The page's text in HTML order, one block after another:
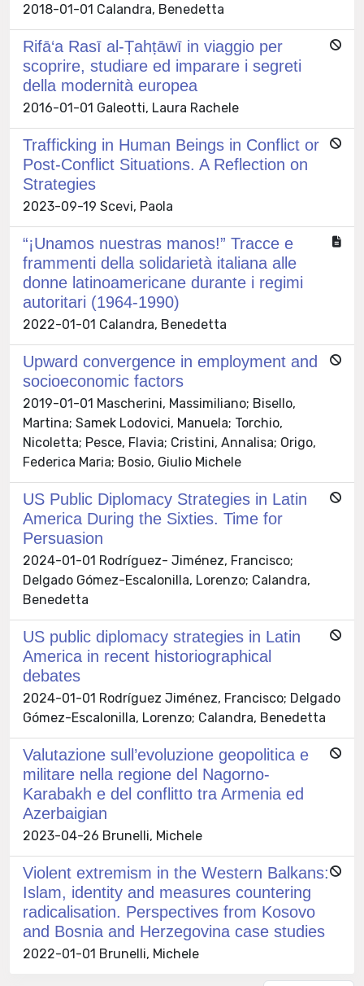
2018-01-01 Calandra, Benedetta
Rifā‘a Rasī al-Ṭahṭāwī in viaggio per
scoprire, studiare ed imparare i segreti
della modernità europea
2016-01-01 Galeotti, Laura Rachele
Trafficking in Human Beings in Conflict or
Post-Conflict Situations. A Reflection on
Strategies
2023-09-19 Scevi, Paola
“¡Unamos nuestras manos!” Tracce e
frammenti della solidarietà italiana alle
donne latinoamericane durante i regimi
autoritari (1964-1990)
2022-01-01 Calandra, Benedetta
Upward convergence in employment and
socioeconomic factors
2019-01-01 Mascherini, Massimiliano; Bisello,
Martina; Samek Lodovici, Manuela; Torchio,
Nicoletta; Pesce, Flavia; Cristini, Annalisa; Origo,
Federica Maria; Bosio, Giulio Michele
US Public Diplomacy Strategies in Latin
America During the Sixties. Time for
Persuasion
2024-01-01 Rodríguez- Jiménez, Francisco;
Delgado Gómez-Escalonilla, Lorenzo; Calandra,
Benedetta
US public diplomacy strategies in Latin
America in recent historiographical
debates
2024-01-01 Rodríguez Jiménez, Francisco; Delgado
Gómez-Escalonilla, Lorenzo; Calandra, Benedetta
Valutazione sull’evoluzione geopolitica e
militare nella regione del Nagorno-
Karabakh e del conflitto tra Armenia ed
Azerbaigian
2023-04-26 Brunelli, Michele
Violent extremism in the Western Balkans:
Islam, identity and measures countering
radicalisation. Perspectives from Kosovo
and Bosnia and Herzegovina case studies
2022-01-01 Brunelli, Michele